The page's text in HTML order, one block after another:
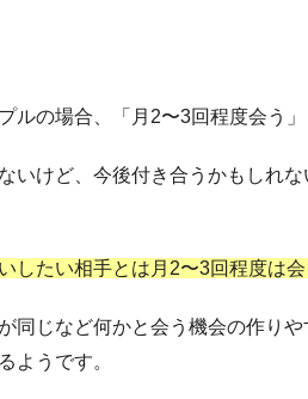
ルの場合、「月2〜3回程度会う
いけど、今後付き合うかもしれ
したい相手とは月2〜3回程度は
同じなど何かと会う機会の作り
ようです。